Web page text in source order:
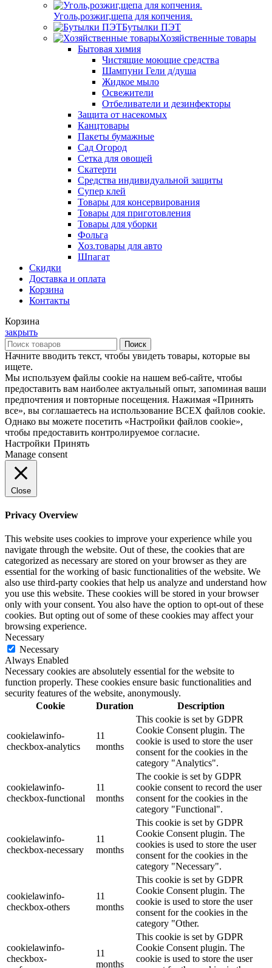
Уголь,розжиг,щепа для копчения.
Бутылки ПЭТ
Хозяйственные товары
Бытовая химия
Чистящие моющие средства
Шампуни Гели д/душа
Жидкое мыло
Освежители
Отбеливатели и дезинфекторы
Защита от насекомых
Канцтовары
Пакеты бумажные
Сад Огород
Сетка для овощей
Скатерти
Средства индивидуальной защиты
Супер клей
Товары для консервирования
Товары для приготовления
Товары для уборки
Фольга
Хоз.товары для авто
Шпагат
Скидки
Доставка и оплата
Корзина
Контакты
Корзина
закрыть
Поиск
Начните вводить текст, чтобы увидеть товары, которые вы
ищете.
Мы используем файлы cookie на нашем веб-сайте, чтобы
предоставить вам наиболее актуальный опыт, запоминая ваши
предпочтения и повторные посещения. Нажимая «Принять
все», вы соглашаетесь на использование ВСЕХ файлов cookie.
Однако вы можете посетить «Настройки файлов cookie»,
чтобы предоставить контролируемое согласие.
Настройки Принять
Manage consent
Close
Privacy Overview
This website uses cookies to improve your experience while you
navigate through the website. Out of these, the cookies that are
categorized as necessary are stored on your browser as they are
essential for the working of basic functionalities of the website. We
also use third-party cookies that help us analyze and understand how
you use this website. These cookies will be stored in your browser
only with your consent. You also have the option to opt-out of these
cookies. But opting out of some of these cookies may affect your
browsing experience.
Necessary
Necessary
Always Enabled
Necessary cookies are absolutely essential for the website to
function properly. These cookies ensure basic functionalities and
security features of the website, anonymously.
Cookie
Duration Description
cookielawinfo-
checkbox-analytics
11
months
This cookie is set by GDPR
Cookie Consent plugin. The
cookie is used to store the user
consent for the cookies in the
category "Analytics".
cookielawinfo-
checkbox-functional
11
months
The cookie is set by GDPR
cookie consent to record the user
consent for the cookies in the
category "Functional".
cookielawinfo-
checkbox-necessary
11
months
This cookie is set by GDPR
Cookie Consent plugin. The
cookies is used to store the user
consent for the cookies in the
category "Necessary".
cookielawinfo-
checkbox-others
11
months
This cookie is set by GDPR
Cookie Consent plugin. The
cookie is used to store the user
consent for the cookies in the
category "Other.
cookielawinfo-
checkbox-
11
months
This cookie is set by GDPR
Cookie Consent plugin. The
cookie is used to store the user